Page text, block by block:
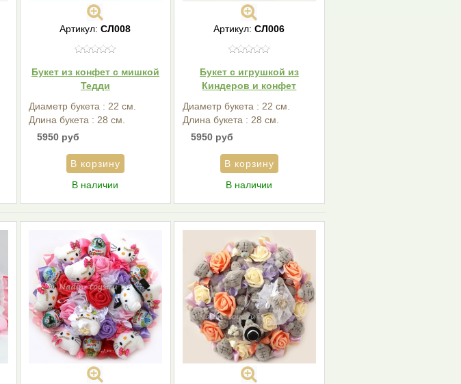
Артикул:СЛ008
Букет из конфет с мишкой
Тедди
Диаметр букета : 22 см.
Длина букета : 28 см.
5950 руб
В наличии
Артикул:СЛ006
Букет с игрушкой из
Киндеров и конфет
Диаметр букета : 22 см.
Длина букета : 28 см.
5950 руб
В наличии